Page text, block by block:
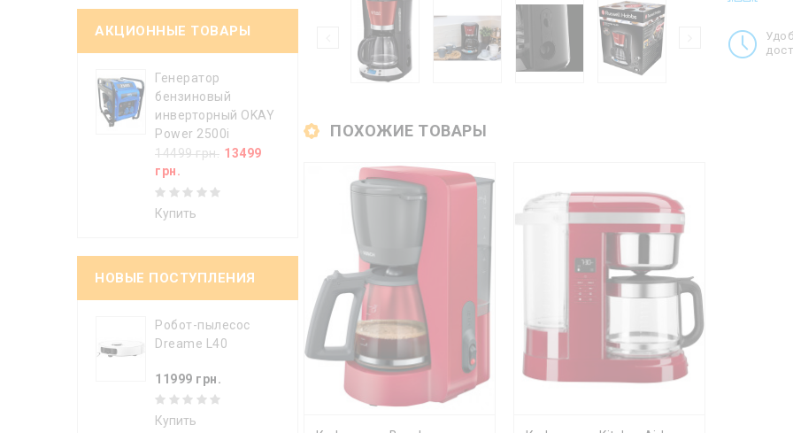
АКЦИОННЫЕ ТОВАРЫ
Генератор
бензиновый
инверторный OKAY
Power 2500i
14499 грн. 13499
грн.
Купить
НОВЫЕ ПОСТУПЛЕНИЯ
Робот-пылесос
Dreame L40
11999 грн.
Купить
ПОХОЖИЕ ТОВАРЫ